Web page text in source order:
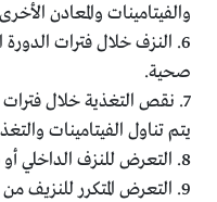
والفيتامينات والمعادن
6. النزف خلال فترات
صحية.
7. نقص التغذية خلال
يتم تناول الفيتامينات
8. التعرض للنزف الداخلي أو قرحة المعدة.
9. التعرض المتكرر للنزيف من الأنف.